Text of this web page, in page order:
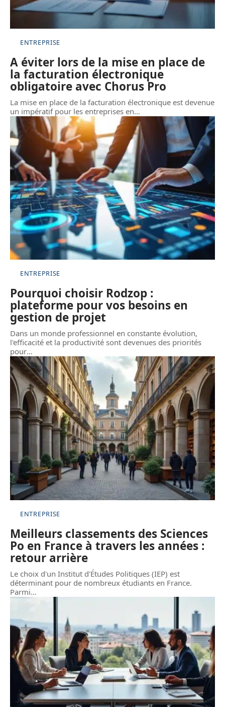
ENTREPRISE
A éviter lors de la mise en place de
la facturation électronique
obligatoire avec Chorus Pro
La mise en place de la facturation électronique est devenue
un impératif pour les entreprises en…
ENTREPRISE
Pourquoi choisir Rodzop :
plateforme pour vos besoins en
gestion de projet
Dans un monde professionnel en constante évolution,
l'efficacité et la productivité sont devenues des priorités
pour…
ENTREPRISE
Meilleurs classements des Sciences
Po en France à travers les années :
retour arrière
Le choix d'un Institut d'Études Politiques (IEP) est
déterminant pour de nombreux étudiants en France.
Parmi…